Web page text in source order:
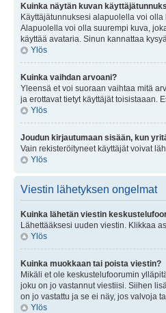
Kuinka näytän kuvan
Käyttäjätunnuksesi alapuolella voi
Alapuolella voi olla suurempi kuva,
käyttää avataria. Sinun kannattaa
Ylös
Kuinka vaihdan arvoani?
Yleensä et voi suoraan vaihtaa mitä
ja erottavat tietyt käyttäjät toisistaaan.
Ylös
Joudun kirjautumaan sisään, kun
Vain rekisteröityneet käyttäjät voivat
Ylös
Viestin lähetyksen ongelmat
Kuinka lähetän viestin
Lähettääksesi uuden viestin. Klikkaa
Ylös
Kuinka muokkaan tai poista viestin?
Mikäli et ole keskustelufoorumin
joku on jo vastannut viestiisi. Siihen
on jo vastattu ja se ei näy, jos valvoja
Ylös